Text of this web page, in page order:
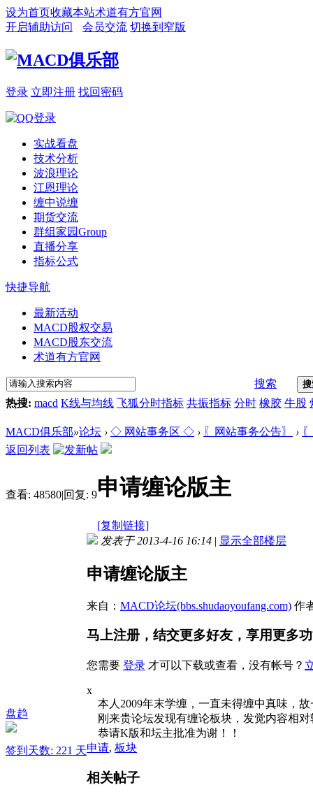
设为首页收藏本站术道有方官网
开启辅助访问
会员交流 切换到窄版
登录 立即注册 找回密码
实战看盘
技术分析
波浪理论
江恩理论
缠中说缠
期货交流
群组家园Group
直播分享
指标公式
快捷导航
最新活动
MACD股权交易
MACD股东交流
术道有方官网
搜索
热搜: macd K线与均线 飞狐分时指标 共振指标 分时 橡胶 牛股
MACD俱乐部»论坛 › ◇ 网站事务区 ◇ › 〖网站事务公告〗 ›
返回列表
查看: 48580|回复: 9申请缠论版主
[复制链接]
盘趋
签到天数: 221 天
发表于 2013-4-16 16:14 | 显示全部楼层
申请缠论版主
来自： MACD论坛(bbs.shudaoyoufang.com) 作
马上注册，结交更多好友，享用更多
您需要 登录 才可以下载或查看，没有帐号？
x
本人2009年末学缠，一直未得缠中真味，
刚来贵论坛发现有缠论板块，发觉内容相
恭请K版和坛主批准为谢！！
申请, 板块
相关帖子